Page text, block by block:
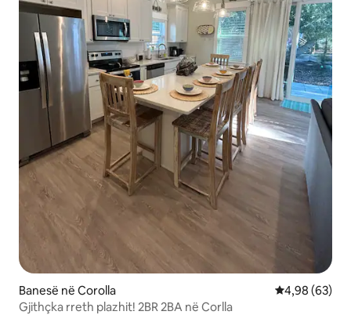
Banesë në Corolla Vlerësimi
4,98 (63)
Gjithçka rreth plazhit! 2BR 2BA në Corlla